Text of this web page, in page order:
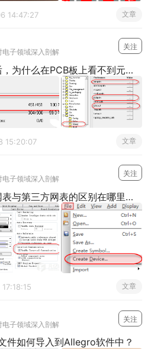
14:47:27 文章
子领域深入剖解
关注
Allegro软件导入网表以后，为什么在PCB板上看不到元器件呢？
15:20:07 文章
子领域深入剖解
关注
Allegro软件导入第一方网表与第三方网表的区别在哪里呢？
文章
子领域深入剖解
关注
件如何导入到Allegro软件中？